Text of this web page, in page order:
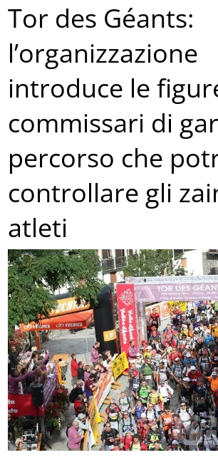
Tor des Géants:
l’organizzazione
introduce le
commissari di
percorso che
controllare gli
atleti